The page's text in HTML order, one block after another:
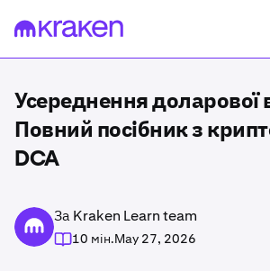
Усереднення доларової
Повний посібник з
DCA
За Kraken Learn team
10 мін.May 27, 2026